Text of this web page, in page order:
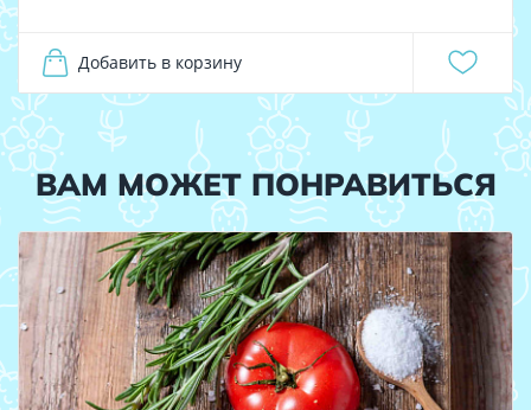
Добавить в корзину
ВАМ МОЖЕТ ПОНРАВИТЬСЯ